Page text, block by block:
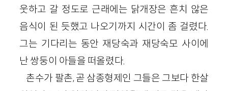
웃하고 갈 정도로 근래에는 닭개장은 흔치 않은
음식이 된 듯했고 나오기까지 시간이 좀 걸렸다.
그는 기다리는 동안 재당숙과 재당숙모 사이에
난 쌍둥이 아들을 떠올렸다.
촌수가 팔촌, 곧 삼종형제인 그들은 그보다 한살